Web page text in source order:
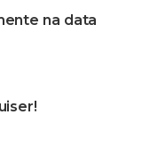
na data